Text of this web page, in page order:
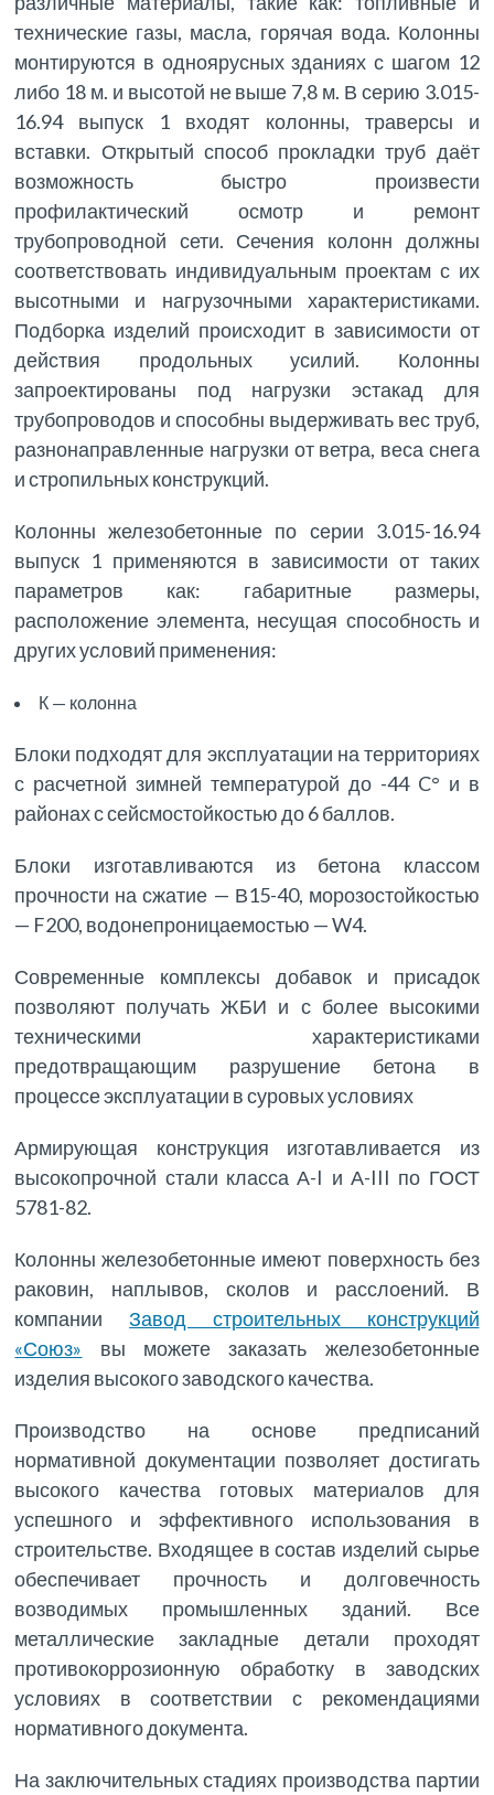
технические газы, масла, горячая вода. Колонны
монтируются в одноярусных зданиях с шагом 12
либо 18 м. и высотой не выше 7,8 м. В серию 3.015-
16.94 выпуск 1 входят колонны, траверсы и
вставки. Открытый способ прокладки труб даёт
возможность быстро произвести
профилактический осмотр и ремонт
трубопроводной сети. Сечения колонн должны
соответствовать индивидуальным проектам с их
высотными и нагрузочными характеристиками.
Подборка изделий происходит в зависимости от
действия продольных усилий. Колонны
запроектированы под нагрузки эстакад для
трубопроводов и способны выдерживать вес труб,
разнонаправленные нагрузки от ветра, веса снега
и стропильных конструкций.
Колонны железобетонные по серии 3.015-16.94
выпуск 1 применяются в зависимости от таких
параметров как: габаритные размеры,
расположение элемента, несущая способность и
других условий применения:
К — колонна
Блоки подходят для эксплуатации на территориях
с расчетной зимней температурой до -44 C° и в
районах с сейсмостойкостью до 6 баллов.
Блоки изготавливаются из бетона классом
прочности на сжатие — В15-40, морозостойкостью
— F200, водонепроницаемостью — W4.
Современные комплексы добавок и присадок
позволяют получать ЖБИ и с более высокими
техническими характеристиками
предотвращающим разрушение бетона в
процессе эксплуатации в суровых условиях
Армирующая конструкция изготавливается из
высокопрочной стали класса А-I и А-III по ГОСТ
5781-82.
Колонны железобетонные имеют поверхность без
раковин, наплывов, сколов и расслоений. В
компанииЗавод строительных конструкций
«Союз» вы можете заказать железобетонные
изделия высокого заводского качества.
Производство на основе предписаний
нормативной документации позволяет достигать
высокого качества готовых материалов для
успешного и эффективного использования в
строительстве. Входящее в состав изделий сырье
обеспечивает прочность и долговечность
возводимых промышленных зданий. Все
металлические закладные детали проходят
противокоррозионную обработку в заводских
условиях в соответствии с рекомендациями
нормативного документа.
На заключительных стадиях производства партии